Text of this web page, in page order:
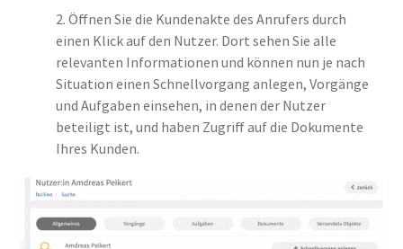
2. Öffnen Sie die Kundenakte des Anrufers durch
einen Klick auf den Nutzer. Dort sehen Sie alle
relevanten Informationen und können nun je nach
Situation einen Schnellvorgang anlegen, Vorgänge
und Aufgaben einsehen, in denen der Nutzer
beteiligt ist, und haben Zugriff auf die Dokumente
Ihres Kunden.